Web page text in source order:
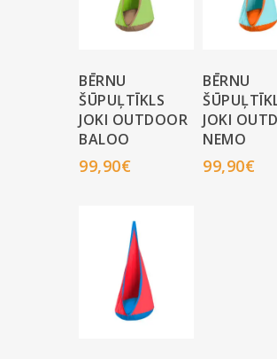
BĒRNU
ŠŪPUĻTĪKLS
JOKI OUTDOOR
BALOO
99,90€
BĒRNU
JOKI
NEMO
99,90€